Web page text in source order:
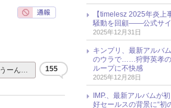
うーん… 155
【timelesz 2025年炎
騒動を回顧――公式サイ
2025年12月31日
キンプリ、最新アルバ
のウラで……狩野英孝の
ループに不快感
2025年12月28日
IMP.、最新アルバムが
好セールスの背景に“初